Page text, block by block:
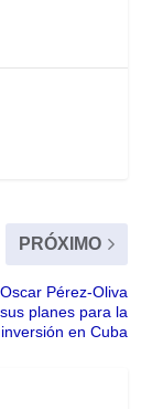
PRÓXIMO
Pérez-Oliva
planes para la
inversión en Cuba